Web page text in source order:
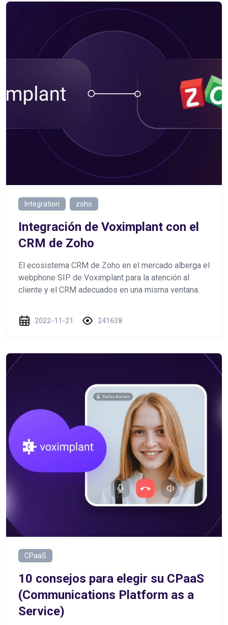
Integration zoho
Integración de Voximplant con el
CRM de Zoho
El ecosistema CRM de Zoho en el mercado alberga el
webphone SIP de Voximplant para la atención al
cliente y el CRM adecuados en una misma ventana.
2022-11-21 241638
CPaaS
10 consejos para elegir su CPaaS
(Communications Platform as a
Service)